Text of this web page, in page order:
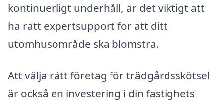
kontinuerligt underhåll, är det viktigt att
ha rätt expertsupport för att ditt
utomhusområde ska blomstra.
Att välja rätt företag för trädgårdsskötsel
är också en investering i din fastighets